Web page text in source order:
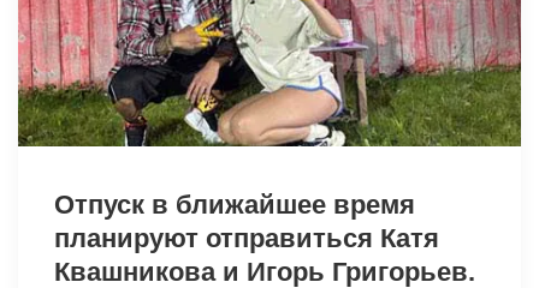
Отпуск в ближайшее время
планируют отправиться Катя
Квашникова и Игорь Григорьев.